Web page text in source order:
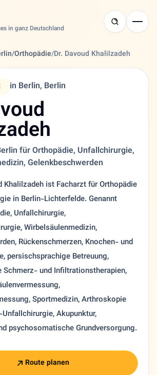
in ganz Deutschland
/Orthopädie/Dr. Davoud Khalilzadeh
in Berlin, Berlin
für Orthopädie, Unfallchirurgie,
Gelenkbeschwerden
Khalilzadeh ist Facharzt für Orthopädie
in Berlin-Lichterfelde. Genannt
Unfallchirurgie,
Wirbelsäulenmedizin,
Rückenschmerzen, Knochen- und
persischsprachige Betreuung,
Schmerz- und Infiltrationstherapien,
Sportmedizin, Arthroskopie
Akupunktur,
psychosomatische Grundversorgung.
Route planen